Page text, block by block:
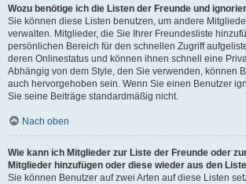
Wozu benötige ich die Listen der Freunde und
Sie können diese Listen benutzen, um andere
verwalten. Mitglieder, die Sie Ihrer Freundesliste
persönlichen Bereich für den schnellen Zugriff
deren Onlinestatus und können ihnen schnell eine
Abhängig von dem Style, den Sie verwenden, können
auch hervorgehoben sein. Wenn Sie einen Benutzer
Sie seine Beiträge standardmäßig nicht.
Nach oben
Wie kann ich Mitglieder zur Liste der Freunde oder
Mitglieder hinzufügen oder diese wieder aus den
Sie können Benutzer auf zwei Arten auf diese Listen